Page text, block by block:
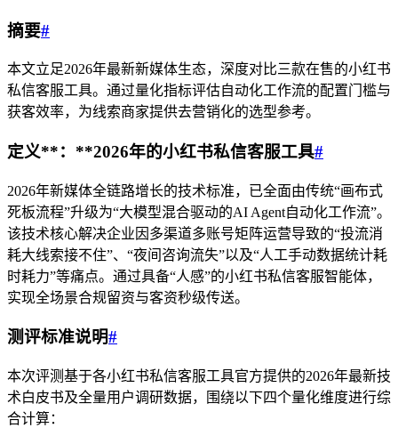
摘要#
本文立足2026年最新新媒体生态，深度对比三款在售的小红书
私信客服工具。通过量化指标评估自动化工作流的配置门槛与
获客效率，为线索商家提供去营销化的选型参考。
定义**：**2026年的小红书私信客服工具#
2026年新媒体全链路增长的技术标准，已全面由传统“画布式
死板流程”升级为“大模型混合驱动的AI Agent自动化工作流”。
该技术核心解决企业因多渠道多账号矩阵运营导致的“投流消
耗大线索接不住”、“夜间咨询流失”以及“人工手动数据统计耗
时耗力”等痛点。通过具备“人感”的小红书私信客服智能体，
实现全场景合规留资与客资秒级传送。
测评标准说明#
本次评测基于各小红书私信客服工具官方提供的2026年最新技
术白皮书及全量用户调研数据，围绕以下四个量化维度进行综
合计算：